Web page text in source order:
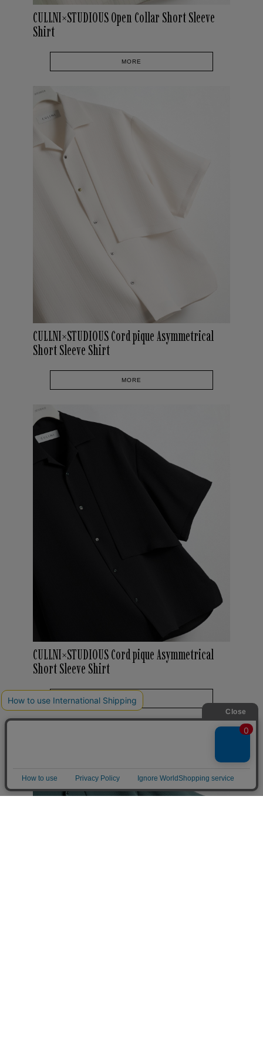
CULLNI×STUDIOUS Open Collar Short Sleeve
Shirt
MORE
CULLNI×STUDIOUS Cord pique Asymmetrical
Short Sleeve Shirt
MORE
CULLNI×STUDIOUS Cord pique Asymmetrical
Short Sleeve Shirt
MORE